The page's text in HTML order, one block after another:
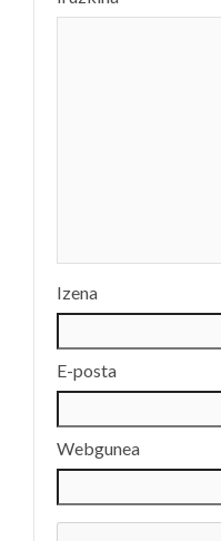
Izena
E-posta
Webgunea